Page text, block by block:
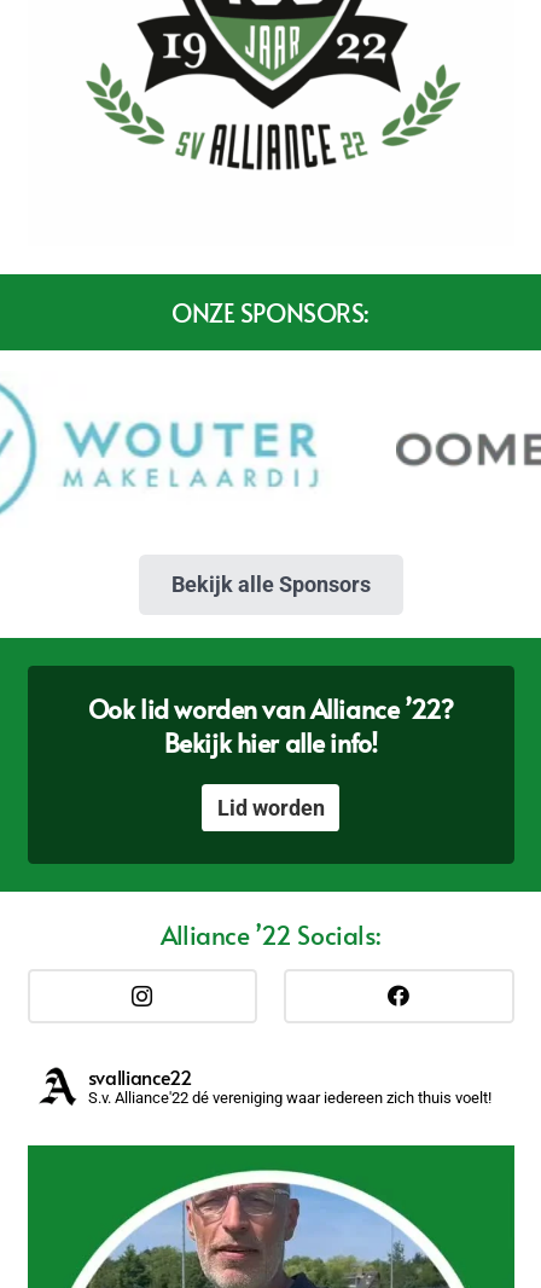
ONZE SPONSORS:
Bekijk alle Sponsors
Ook lid worden van Alliance ’22?
Bekijk hier alle info!
Lid worden
Alliance ’22 Socials:
svalliance22
S.v. Alliance'22 dé vereniging waar iedereen zich thuis voelt!